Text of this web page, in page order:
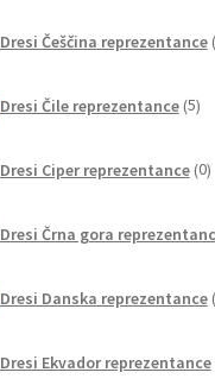
Dresi Češčina reprezentance
Dresi Čile reprezentance 5
Dresi Ciper reprezentance 0
Dresi Črna gora
Dresi Danska reprezentance
Dresi Ekvador reprezentance